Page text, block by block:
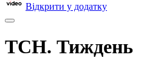
Відкрити у додатку
ТСН. Тиждень